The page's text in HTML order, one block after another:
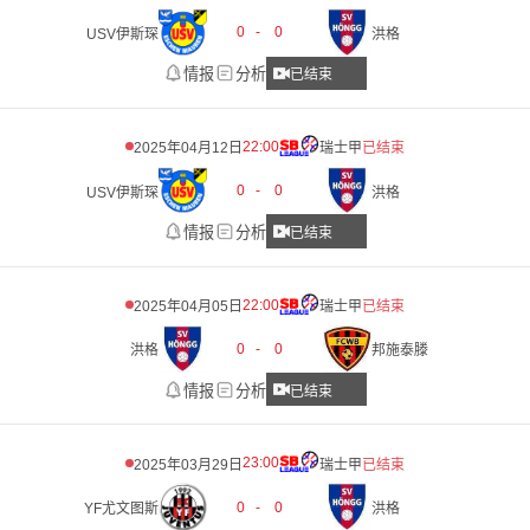
USV伊斯琛 0 - 0 洪格
情报 分析 已结束
2025年04月12日 22:00 瑞士甲已结束
USV伊斯琛 0 - 0 洪格
情报 分析 已结束
2025年04月05日 22:00 瑞士甲已结束
洪格 0 - 0 邦施泰滕
情报 分析 已结束
2025年03月29日 23:00 瑞士甲已结束
YF尤文图斯 0 - 0 洪格